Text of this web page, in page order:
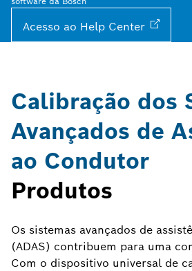
Acesso ao Help Center
Calibração dos
Avançados de
ao Condutor
Produtos
Os sistemas avançados de
(ADAS) contribuem para uma
Com o dispositivo universal de